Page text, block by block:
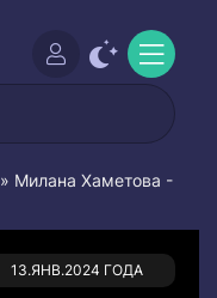
» Милана Хаметова -
13.ЯНВ.2024 ГОДА
0